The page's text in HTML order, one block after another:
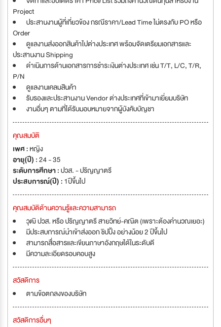
Project
ประสานงานผู้ที่เกี่ยวข้อง กรณีราคา/Lead Time ไม่ตรงกับ PO หรือ
Order
ดูแลงานส่งออกสินค้าไปต่างประเทศ พร้อมจัดเตรียมเอกสารและ
ประสานงาน Shipping
ดำเนินการด้านเอกสารการชำระเงินต่างประเทศ เช่น T/T, L/C, T/R,
P/N
ดูแลงานเคลมสินค้า
รับรองและประสานงาน Vendor ต่างประเทศที่เข้ามาเยี่ยมบริษัท
งานอื่นๆ ตามที่ได้รับมอบหมายจากผู้บังคับบัญชา
คุณสมบัติ
เพศ :หญิง
อายุ(ปี) :24 - 35
ระดับการศึกษา :ปวส. - ปริญญาตรี
ประสบการณ์(ปี) : 1ปีขึ้นไป
คุณสมบัติด้านความรู้และความสามารถ
วุฒิ ปวส. หรือ ปริญญาตรี สายวิทย์-คณิต (เพราะต้องคำนวณเยอะ)
มีประสบการณ์นำเข้าส่งออก ชิปปิ้ง อย่างน้อย 2 ปีขึ้นไป
สามารถสื่อสารและเขียนภาษาอังกฤษได้ในระดับดี
มีความละเอียดรอบคอบสูง
สวัสดิการ
ตามข้อตกลงของบริษัท
สวัสดิการอื่นๆ